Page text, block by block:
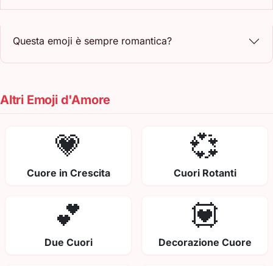
Questa emoji è sempre romantica?
Altri Emoji d'Amore
💗
Cuore in Crescita
💞
Cuori Rotanti
💕
Due Cuori
💟
Decorazione Cuore